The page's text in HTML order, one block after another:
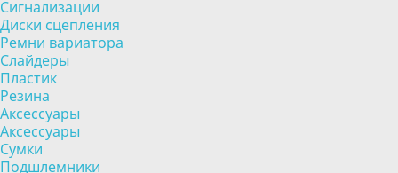
Сигнализации
Диски сцепления
Ремни вариатора
Слайдеры
Пластик
Резина
Аксессуары
Аксессуары
Сумки
Подшлемники